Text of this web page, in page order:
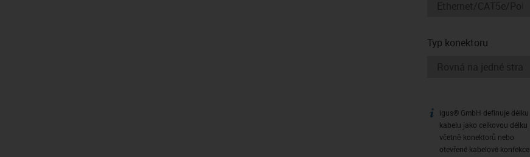
Typ konektoru
igus-icon-info
igus® GmbH definuje délku
kabelu jako celkovou délku
včetně konektorů nebo
otevřené kabelové konfekce.